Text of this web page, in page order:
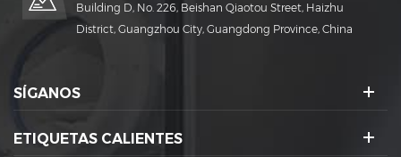
Building D, No. 226, Beishan Qiaotou Street, Haizhu
District, Guangzhou City, Guangdong Province, China
SÍGANOS
ETIQUETAS CALIENTES